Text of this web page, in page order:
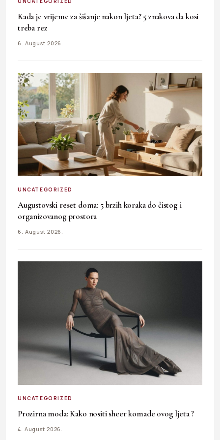
Kada je vrijeme za šišanje nakon ljeta? 5 znakova da kosi
treba rez
6. August 2026.
UNCATEGORIZED
Augustovski reset doma: 5 brzih koraka do čistog i
organizovanog prostora
6. August 2026.
UNCATEGORIZED
Prozirna moda: Kako nositi sheer komade ovog ljeta ?
4. August 2026.